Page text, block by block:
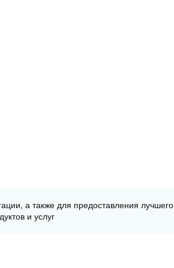
а также для предоставления лучшего
и услуг